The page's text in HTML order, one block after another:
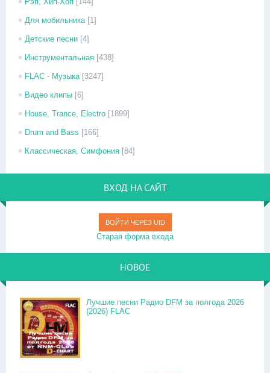
Для мобильника [1]
Детские песни [4]
Инструментальная [438]
FLAC - Музыка [3247]
Видео клипы [6]
House, Trance, Electro [1899]
Drum and Bass [166]
Классическая, Симфония [84]
ВХОД НА САЙТ
ВОЙТИ ЧЕРЕЗ UID
Старая форма входа
НОВОЕ
Лучшие песни Радио DFM за полгода 2026
(2026) FLAC